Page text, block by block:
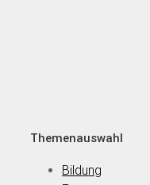
Themenauswahl
Bildung